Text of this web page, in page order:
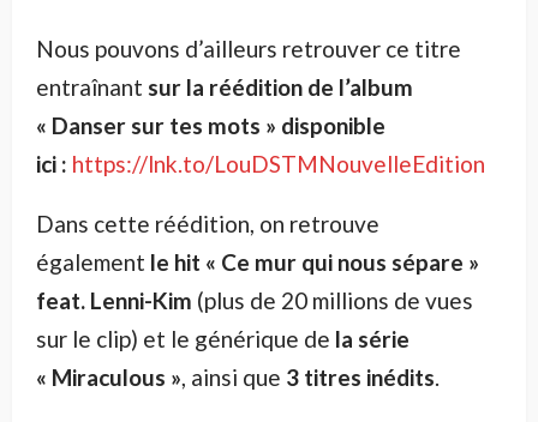
Nous pouvons d’ailleurs retrouver ce titre
entraînant sur la réédition de l’album
« Danser sur tes mots » disponible
ici : https://lnk.to/LouDSTMNouvelleEdition
Dans cette réédition, on retrouve
également le hit « Ce mur qui nous sépare »
feat. Lenni-Kim (plus de 20 millions de vues
sur le clip) et le générique de la série
« Miraculous », ainsi que 3 titres inédits.